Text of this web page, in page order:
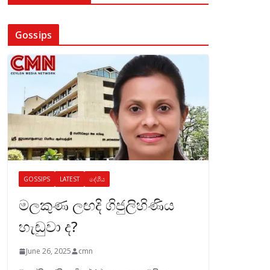
Gossips
GOSSIPS LATEST දේශීය
මලකුණ ලඟදි ගිජුලිහිණිය
හැඬුවා ද?
June 26, 2025 cmn